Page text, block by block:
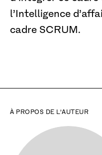
l’Intelligence
cadre SCRUM.
À PROPOS DE L’AUTEUR